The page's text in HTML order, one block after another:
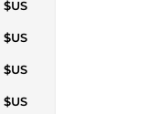
$US
$US
$US
$US